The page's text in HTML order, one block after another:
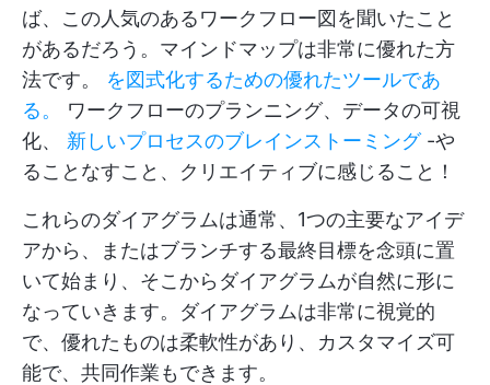
ば、この人気のあるワークフロー図を聞いたこと
があるだろう。マインドマップは非常に優れた方
法です。 を図式化するための優れたツールであ
る。
ワークフローのプランニング、データの可視
化、 新しいプロセスのブレインストーミング-や
ることなすこと、クリエイティブに感じること！
これらのダイアグラムは通常、1つの主要なアイデ
アから、またはブランチする最終目標を念頭に置
いて始まり、そこからダイアグラムが自然に形に
なっていきます。ダイアグラムは非常に視覚的
で、優れたものは柔軟性があり、カスタマイズ可
能で、共同作業もできます。